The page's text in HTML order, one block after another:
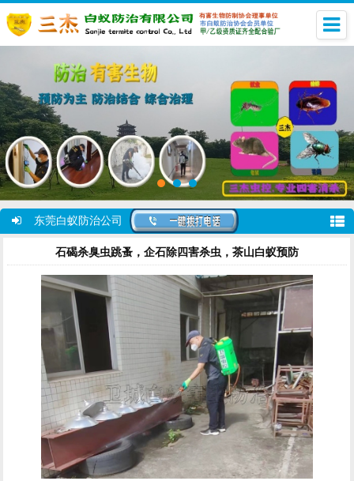
东莞白蚁防治公司
石碣杀臭虫跳蚤，企石除四害杀虫，茶山白蚁预防